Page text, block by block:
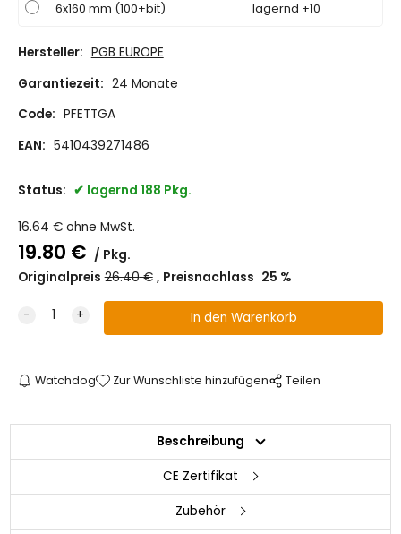
6x160 mm (100+bit) lagernd +10
Hersteller: PGB EUROPE
Garantiezeit: 24 Monate
Code: PFETTGA
EAN: 5410439271486
Status: lagernd 188 Pkg.
16.64 € ohne MwSt.
19.80 €
Pkg.
Originalpreis 26.40€ Preisnachlass 25 %
Watchdog Zur Wunschliste hinzufügen Teilen
Beschreibung
CE Zertifikat
Zubehör